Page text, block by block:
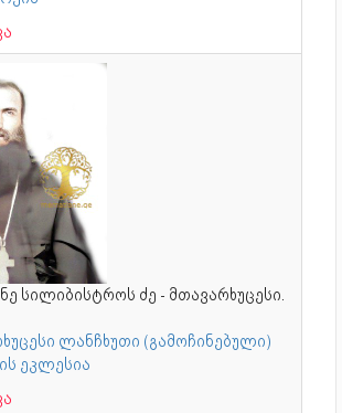
სილიბისტროს ძე - მთავარხუცესი.
ლანჩხუთი (გამოჩინებული)
ეკლესია